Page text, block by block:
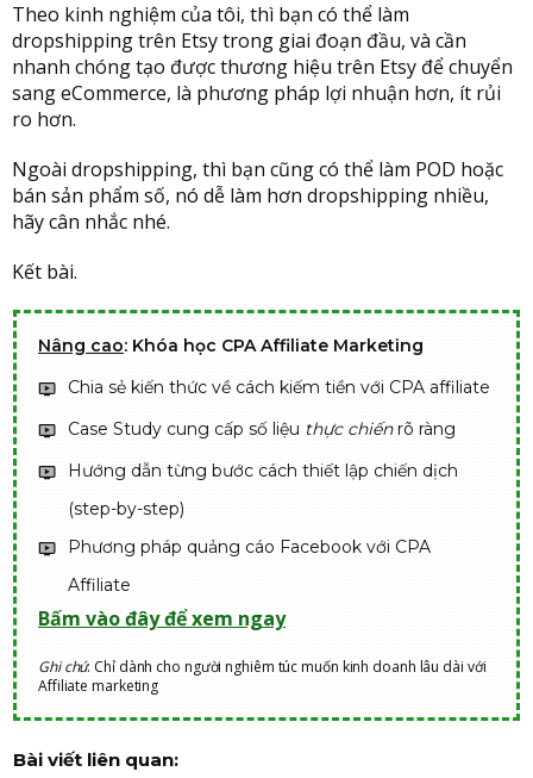
Theo kinh nghiệm của tôi, thì bạn có thể làm
dropshipping trên Etsy trong giai đoạn đầu, và cần
nhanh chóng tạo được thương hiệu trên Etsy để chuyển
sang eCommerce, là phương pháp lợi nhuận hơn, ít rủi
ro hơn.
Ngoài dropshipping, thì bạn cũng có thể làm POD hoặc
bán sản phẩm số, nó dễ làm hơn dropshipping nhiều,
hãy cân nhắc nhé.
Kết bài.
Nâng cao: Khóa học CPA Affiliate Marketing
Chia sẻ kiến thức về cách kiếm tiền với CPA affiliate
Case Study cung cấp số liệu thực chiếnrõ ràng
Hướng dẫn từng bước cách thiết lập chiến dịch
(step-by-step)
Phương pháp quảng cáo Facebook với CPA
Affiliate
Bấm vào đây để xem ngay
Ghi chú: Chỉ dành cho người nghiêm túc muốn kinh doanh lâu dài với
Affiliate marketing
Bài viết liên quan: